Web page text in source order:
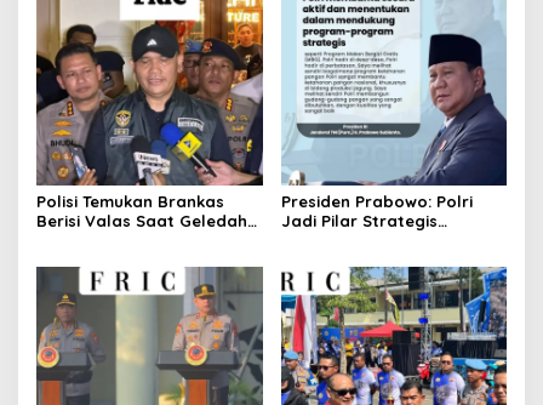
Polisi Temukan Brankas
Berisi Valas Saat Geledah
Presiden Prabowo: Polri
Jadi Pilar Strategis
Pembangunan Nasional